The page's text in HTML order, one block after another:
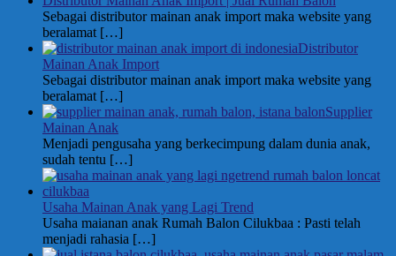
Sebagai distributor mainan anak import maka website yang
beralamat […]
Distributor
Mainan Anak Import
Sebagai distributor mainan anak import maka website yang
beralamat […]
Supplier
Mainan Anak
Menjadi pengusaha yang berkecimpung dalam dunia anak,
sudah tentu […]
Usaha Mainan Anak yang Lagi Trend
Usaha maianan anak Rumah Balon Cilukbaa : Pasti telah
menjadi rahasia […]